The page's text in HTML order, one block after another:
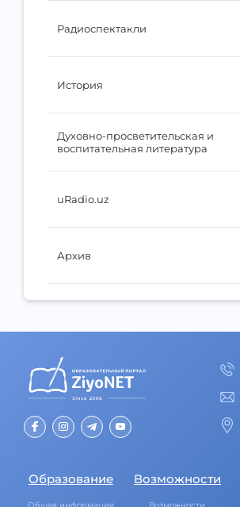
Радиоспектакли
История
Духовно-просветительская и
воспитательная литература
uRadio.uz
Архив
Образование
Общая информация
Возможности
Возможности